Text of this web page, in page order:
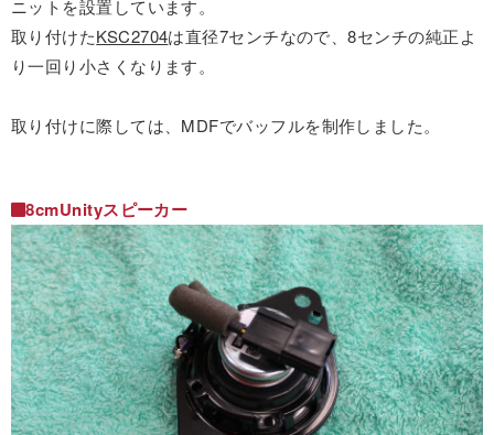
ニットを設置しています。
取り付けたKSC2704は直径7センチなので、8センチの純正よ
り一回り小さくなります。
取り付けに際しては、MDFでバッフルを制作しました。
8cmUnityスピーカー